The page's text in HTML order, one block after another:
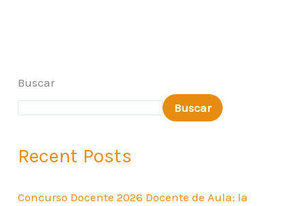
Buscar
Buscar
Recent Posts
Concurso Docente 2026 Docente de Aula: la